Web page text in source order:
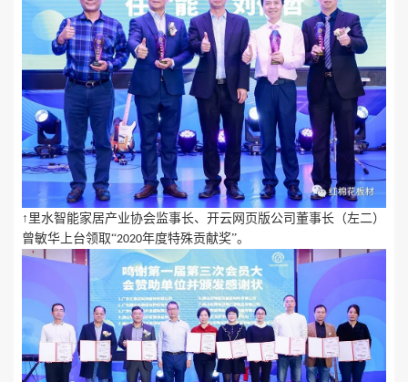
↑里水智能家居产业协会监事长、开云网页版公司董事长（左二）
曾敏华上台领取“2020年度特殊贡献奖”。